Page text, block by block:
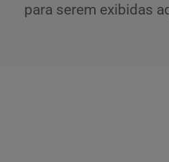
para serem exibidas